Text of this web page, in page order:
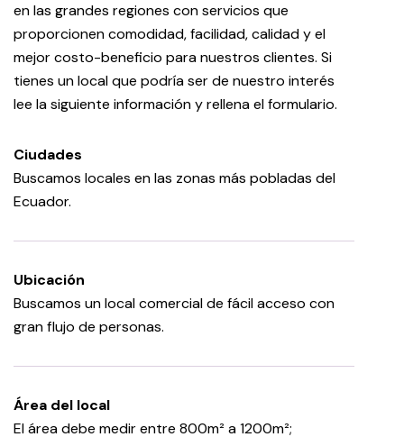
en las grandes regiones con servicios que
proporcionen comodidad, facilidad, calidad y el
mejor costo-beneficio para nuestros clientes. Si
tienes un local que podría ser de nuestro interés
lee la siguiente información y rellena el formulario.
Ciudades
Buscamos locales en las zonas más pobladas del
Ecuador.
Ubicación
Buscamos un local comercial de fácil acceso con
gran flujo de personas.
Área del local
El área debe medir entre 800m² a 1200m²;